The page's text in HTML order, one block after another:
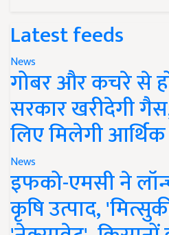
Latest feeds
News
गोबर और कचरे से
सरकार खरीदेगी
लिए मिलेगी
News
इफको-एमसी ने
कृषि उत्पाद,